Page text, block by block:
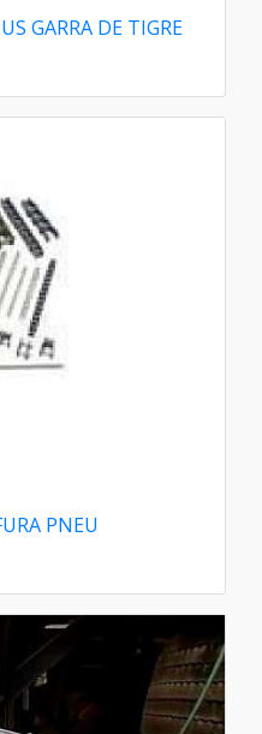
GARRA DE TIGRE
PNEU